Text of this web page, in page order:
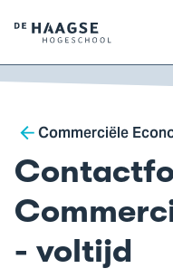
Logo
van
De
Hogeschool,
ga
naar
de
homepagina
Breadcrumb
Commerciële
- voltijd